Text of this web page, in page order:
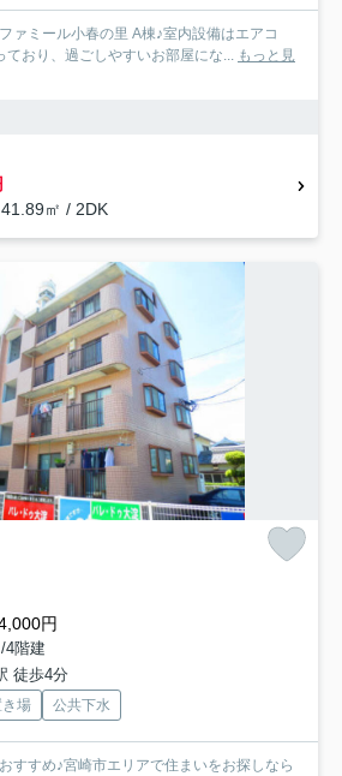
ァミール小春の里 A棟♪室内設備はエアコ
ており、過ごしやすいお部屋にな... もっと見
㎡ / 2DK
円
4階建
徒歩4分
場 公共下水
すすめ♪宮崎市エリアで住まいをお探しなら